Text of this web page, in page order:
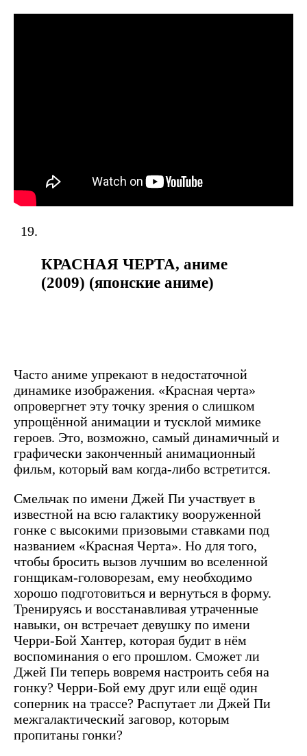
КРАСНАЯ ЧЕРТА, аниме
(2009) (японские аниме)
Часто аниме упрекают в недостаточной
динамике изображения. «Красная черта»
опровергнет эту точку зрения о слишком
упрощённой анимации и тусклой мимике
героев. Это, возможно, самый динамичный и
графически законченный анимационный
фильм, который вам когда-либо встретится.
Смельчак по имени Джей Пи участвует в
известной на всю галактику вооруженной
гонке с высокими призовыми ставками под
названием «Красная Черта». Но для того,
чтобы бросить вызов лучшим во вселенной
гонщикам-головорезам, ему необходимо
хорошо подготовиться и вернуться в форму.
Тренируясь и восстанавливая утраченные
навыки, он встречает девушку по имени
Черри-Бой Хантер, которая будит в нём
воспоминания о его прошлом. Сможет ли
Джей Пи теперь вовремя настроить себя на
гонку? Черри-Бой ему друг или ещё один
соперник на трассе? Распутает ли Джей Пи
межгалактический заговор, которым
пропитаны гонки?